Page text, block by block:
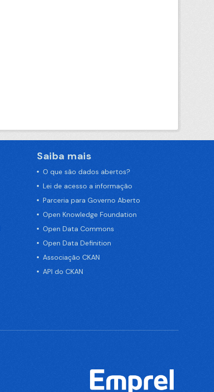
Saiba mais
O que são dados abertos?
Lei de acesso a informação
Parceria para Governo Aberto
Open Knowledge Foundation
Open Data Commons
Open Data Definition
Associação CKAN
API do CKAN